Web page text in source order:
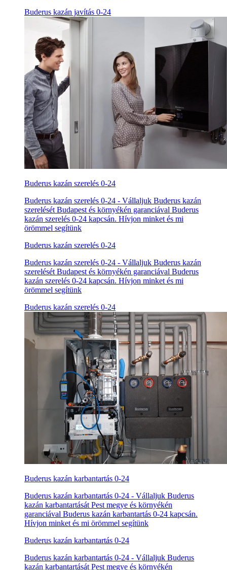
Buderus kazán javítás 0-24
Buderus kazán szerelés 0-24
Buderus kazán szerelés 0-24 - Vállaljuk Buderus kazán
szerelését Budapest és környékén garanciával Buderus
kazán szerelés 0-24 kapcsán. Hívjon minket és mi
örömmel segítünk
Buderus kazán szerelés 0-24
Buderus kazán szerelés 0-24 - Vállaljuk Buderus kazán
szerelését Budapest és környékén garanciával Buderus
kazán szerelés 0-24 kapcsán. Hívjon minket és mi
örömmel segítünk
Buderus kazán szerelés 0-24
Buderus kazán karbantartás 0-24
Buderus kazán karbantartás 0-24 - Vállaljuk Buderus
kazán karbantartását Pest megye és környékén
garanciával Buderus kazán karbantartás 0-24 kapcsán.
Hívjon minket és mi örömmel segítünk
Buderus kazán karbantartás 0-24
Buderus kazán karbantartás 0-24 - Vállaljuk Buderus
kazán karbantartását Pest megye és környékén